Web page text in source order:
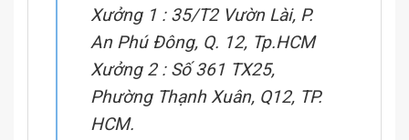
Xưởng 1 : 35/T2 Vườn Lài, P.
An Phú Đông, Q. 12, Tp.HCM
Xưởng 2 : Số 361 TX25,
Phường Thạnh Xuân, Q12, TP.
HCM.